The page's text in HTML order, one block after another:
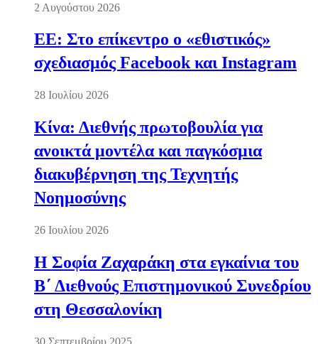
2 Αυγούστου 2026
ΕΕ: Στο επίκεντρο ο «εθιστικός»
σχεδιασμός Facebook και Instagram
28 Ιουλίου 2026
Κίνα: Διεθνής πρωτοβουλία για
ανοικτά μοντέλα και παγκόσμια
διακυβέρνηση της Τεχνητής
Νοημοσύνης
26 Ιουλίου 2026
Η Σοφία Ζαχαράκη στα εγκαίνια του
Β΄ Διεθνούς Επιστημονικού Συνεδρίου
στη Θεσσαλονίκη
30 Σεπτεμβρίου 2025